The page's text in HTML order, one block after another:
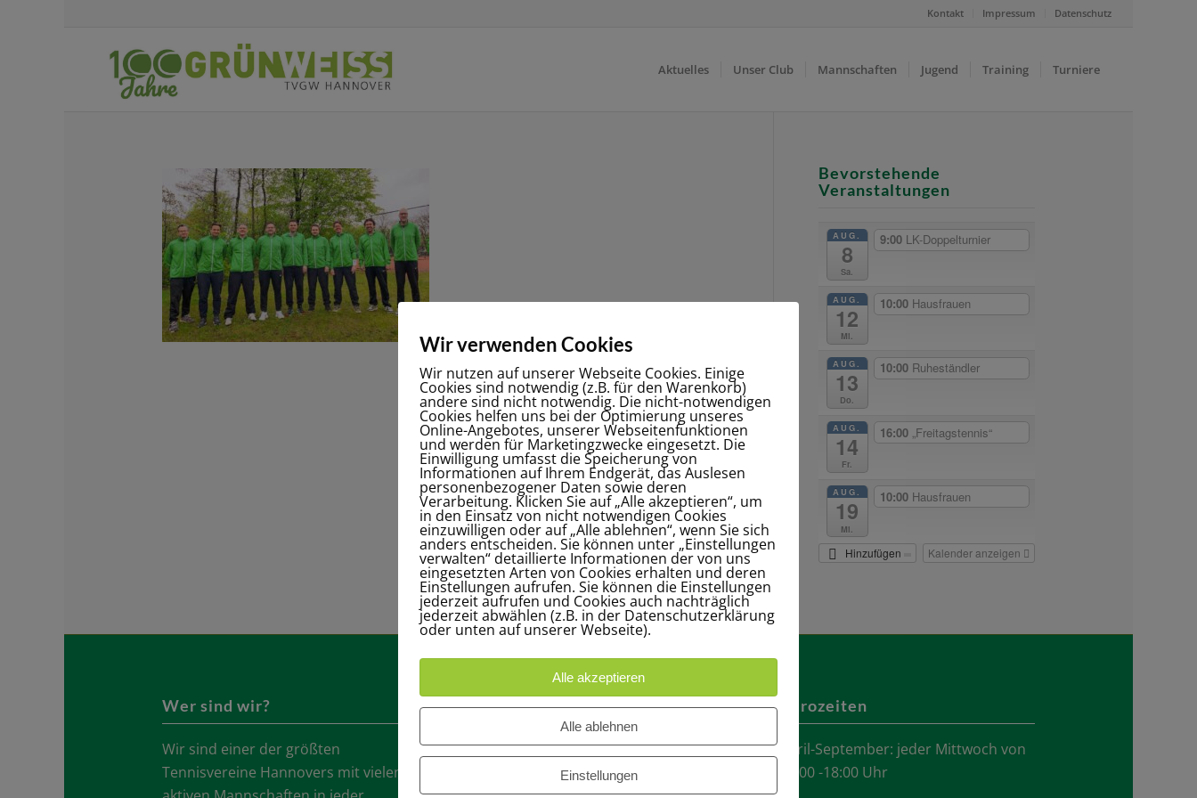
Kontakt Impressum Datenschutz
Aktuelles Unser Club Mannschaften Jugend Training Turniere
Bevorstehende
Veranstaltungen
AUG.
8
Sa.
9:00 LK-Doppelturnier
AUG.
12
Mi.
10:00 Hausfrauen
AUG.
13
Do.
10:00 Ruheständler
AUG.
14
Fr.
16:00 „Freitagstennis“
AUG.
19
Mi.
10:00 Hausfrauen
Kalender anzeigen
Hinzufügen
Wer sind wir?
Wir sind einer der größten
Tennisvereine Hannovers mit vielen
Adresse
Carl-Loges-Str.12
30657 Hannover
Bürozeiten
April-September: jeder Mittwoch von
16.00 -18:00 Uhr
Wir verwenden Cookies
Wir nutzen auf unserer Webseite Cookies. Einige
Cookies sind notwendig (z.B. für den Warenkorb)
andere sind nicht notwendig. Die nicht-notwendigen
Cookies helfen uns bei der Optimierung unseres
Online-Angebotes, unserer Webseitenfunktionen
und werden für Marketingzwecke eingesetzt. Die
Einwilligung umfasst die Speicherung von
Informationen auf Ihrem Endgerät, das Auslesen
personenbezogener Daten sowie deren
Verarbeitung. Klicken Sie auf „Alle akzeptieren“, um
in den Einsatz von nicht notwendigen Cookies
einzuwilligen oder auf „Alle ablehnen“, wenn Sie sich
anders entscheiden. Sie können unter „Einstellungen
verwalten“ detaillierte Informationen der von uns
eingesetzten Arten von Cookies erhalten und deren
Einstellungen aufrufen. Sie können die Einstellungen
jederzeit aufrufen und Cookies auch nachträglich
jederzeit abwählen (z.B. in der Datenschutzerklärung
oder unten auf unserer Webseite).
Alle akzeptieren
Alle ablehnen
Einstellungen